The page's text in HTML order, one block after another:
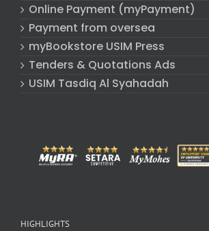
Online Payment (myPayment)
Payment from oversea
myBookstore USIM Press
Tenders & Quotations Ads
USIM Tasdiq Al Syahadah
HIGHLIGHTS